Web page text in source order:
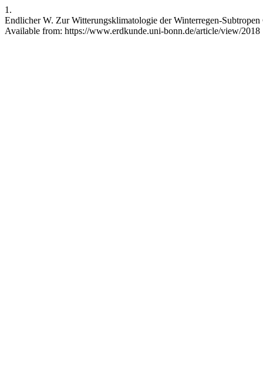
1.
Endlicher W. Zur Witterungsklimatologie der Winterregen-
Available from: https://www.erdkunde.uni-bonn.de/article/view/2018